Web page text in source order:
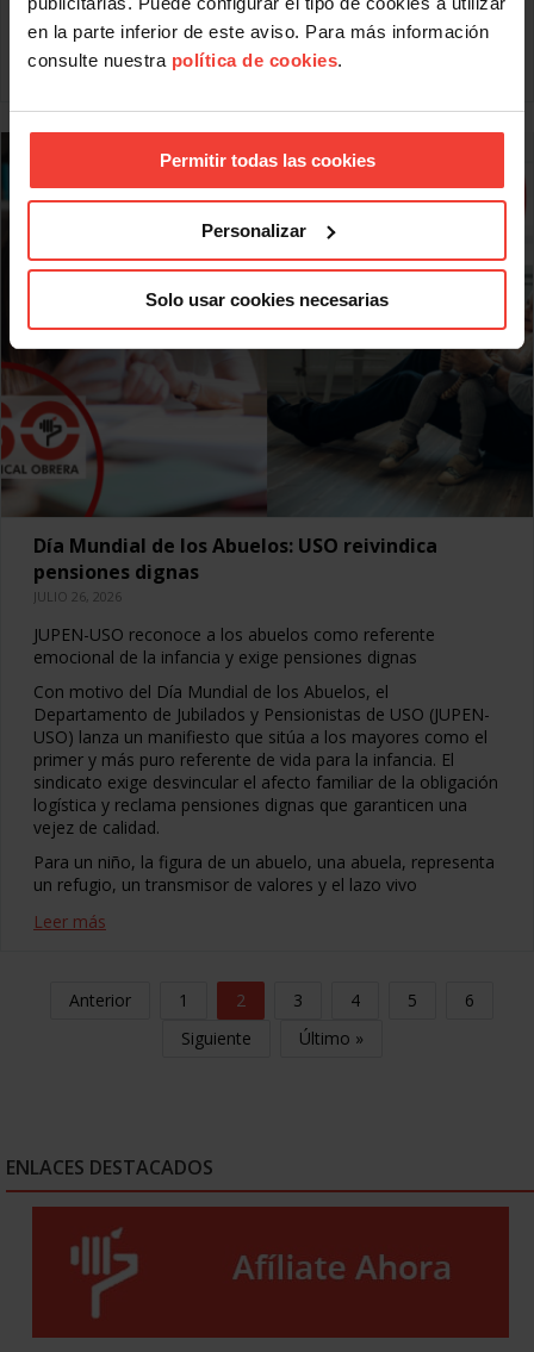
en la parte inferior de este aviso. Para más información
consulte nuestra política de cookies.
Permitir todas las cookies
Personalizar
Solo usar cookies necesarias
Correos, USO hará de nuevo el esfuerzo de ofrecer gratis
los cursos preparatorios de las oposiciones para
Leer más
Día Mundial de los Abuelos: USO reivindica
pensiones dignas
JULIO 26, 2026
JUPEN-USO reconoce a los abuelos como referente
emocional de la infancia y exige pensiones dignas
Con motivo del Día Mundial de los Abuelos, el
Departamento de Jubilados y Pensionistas de USO (JUPEN-
USO) lanza un manifiesto que sitúa a los mayores como el
primer y más puro referente de vida para la infancia. El
sindicato exige desvincular el afecto familiar de la obligación
logística y reclama pensiones dignas que garanticen una
vejez de calidad.
Para un niño, la figura de un abuelo, una abuela, representa
un refugio, un transmisor de valores y el lazo vivo
Leer más
Anterior 1 2 3 4 5
6
Siguiente
Último »
ENLACES DESTACADOS